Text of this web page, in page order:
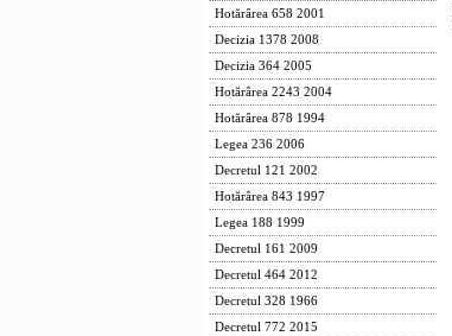
Hotărârea 658 2001
Decizia 1378 2008
Decizia 364 2005
Hotărârea 2243 2004
Hotărârea 878 1994
Legea 236 2006
Decretul 121 2002
Hotărârea 843 1997
Legea 188 1999
Decretul 161 2009
Decretul 464 2012
Decretul 328 1966
Decretul 772 2015